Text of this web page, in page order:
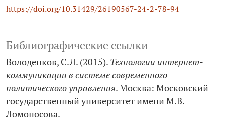
https://doi.org/10.31429/26190567-24-2-78-94
Библиографические ссылки
Володенков, С.Л. (2015). Технологии интернет-
коммуникации в системе современного
политического управления. Москва: Московский
государственный университет имени М.В.
Ломоносова.